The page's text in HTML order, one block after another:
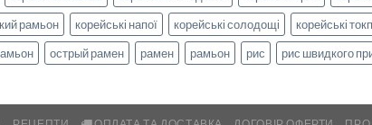
рамьон
корейські напої корейські солодощі корейські
острый рамен рамен рамьон рис рис швидкого